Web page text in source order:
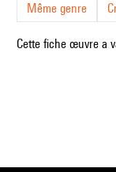
Même genre
Cette fiche œuvre a